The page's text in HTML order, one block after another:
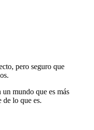
pero seguro que
mundo que es más
de lo que es.